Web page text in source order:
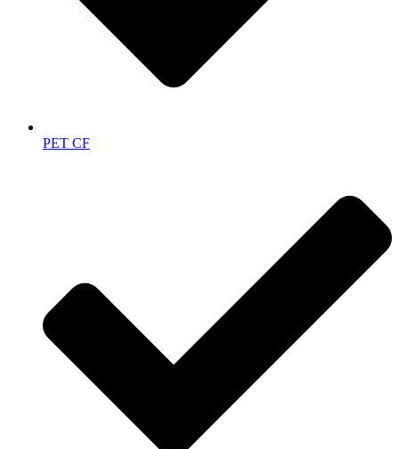
PET CF